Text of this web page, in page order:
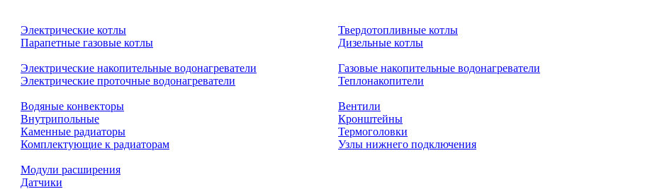
Электрические котлы
Парапетные газовые котлы
Твердотопливные котлы
Дизельные котлы
Электрические накопительные водонагреватели
Электрические проточные водонагреватели
Газовые накопительные водонагреватели
Теплонакопители
Водяные конвекторы
Внутрипольные
Каменные радиаторы
Комплектующие к радиаторам
Вентили
Кронштейны
Термоголовки
Узлы нижнего подключения
Модули расширения
Датчики